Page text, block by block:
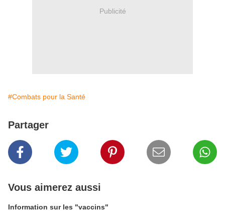
Publicité
#Combats pour la Santé
Partager
Vous aimerez aussi
Information sur les "vaccins"